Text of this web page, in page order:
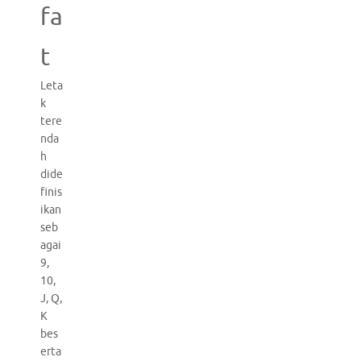
fa
t
Leta
k
tere
nda
h
dide
finis
ikan
seb
agai
9,
10,
J, Q,
K
bes
erta